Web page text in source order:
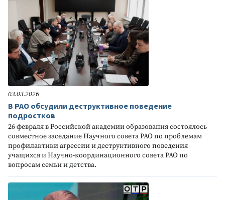
03.03.2026
В РАО обсудили деструктивное поведение
подростков
26 февраля в Российской академии образования состоялось
совместное заседание Научного совета РАО по проблемам
профилактики агрессии и деструктивного поведения
учащихся и Научно-координационного совета РАО по
вопросам семьи и детства.